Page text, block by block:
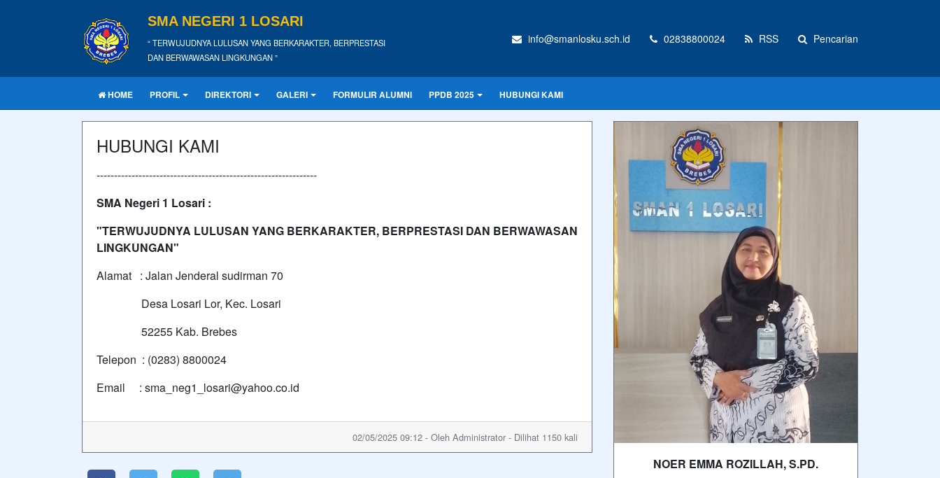
SMA NEGERI 1 LOSARI
“ TERWUJUDNYA LULUSAN YANG BERKARAKTER, BERPRESTASI
DAN BERWAWASAN LINGKUNGAN ”
info@smanlosku.sch.id 02838800024 RSS Pencarian
HOME PROFIL DIREKTORI GALERI FORMULIR ALUMNI PPDB 2025 HUBUNGI KAMI
HUBUNGI KAMI
---------------------------------------------------------------
SMA Negeri 1 Losari :
"TERWUJUDNYA LULUSAN YANG BERKARAKTER, BERPRESTASI DAN BERWAWASAN
LINGKUNGAN"
Alamat : Jalan Jenderal sudirman 70
Desa Losari Lor, Kec. Losari
52255 Kab. Brebes
Telepon : (0283) 8800024
Email : sma_neg1_losari@yahoo.co.id
02/05/2025 09:12 - Oleh Administrator - Dilihat 1150 kali
NOER EMMA ROZILLAH, S.PD.